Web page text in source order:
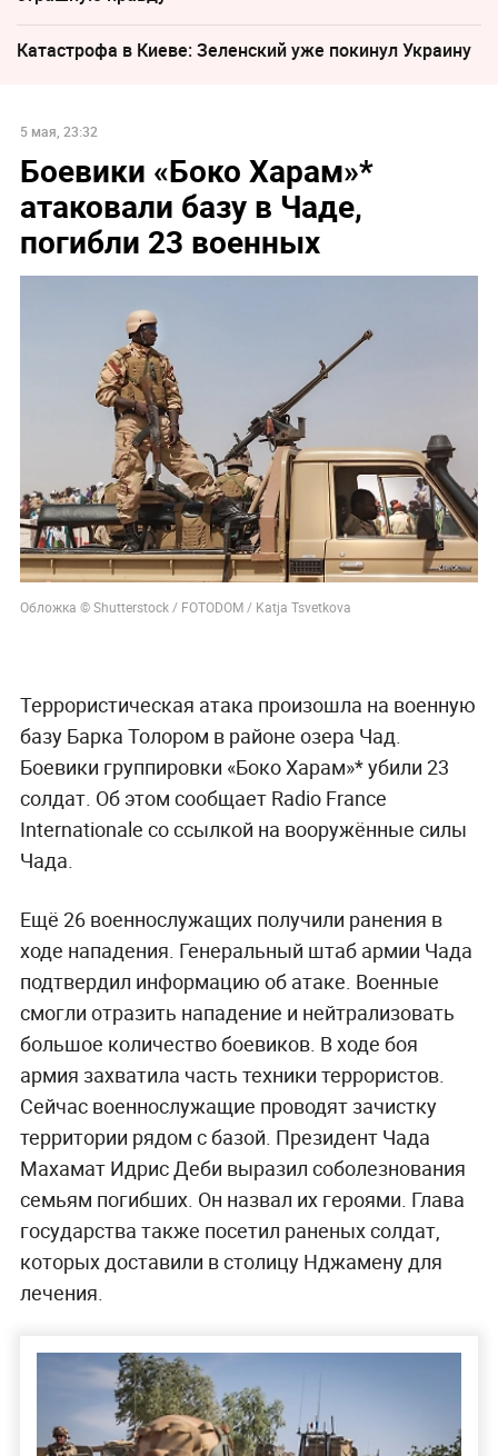
Катастрофа в Киеве: Зеленский уже покинул Украину
5 мая, 23:32
Боевики «Боко Харам»*
атаковали базу в Чаде,
погибли 23 военных
Обложка © Shutterstock / FOTODOM / Katja Tsvetkova
Террористическая атака произошла на военную
базу Барка Толором в районе озера Чад.
Боевики группировки «Боко Харам»* убили 23
солдат. Об этом сообщает Radio France
Internationale со ссылкой на вооружённые силы
Чада.
Ещё 26 военнослужащих получили ранения в
ходе нападения. Генеральный штаб армии Чада
подтвердил информацию об атаке. Военные
смогли отразить нападение и нейтрализовать
большое количество боевиков. В ходе боя
армия захватила часть техники террористов.
Сейчас военнослужащие проводят зачистку
территории рядом с базой. Президент Чада
Махамат Идрис Деби выразил соболезнования
семьям погибших. Он назвал их героями. Глава
государства также посетил раненых солдат,
которых доставили в столицу Нджамену для
лечения.